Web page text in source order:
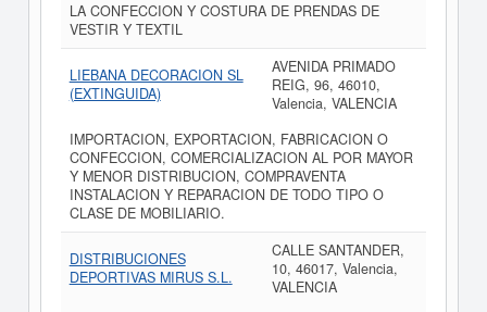
LA CONFECCION Y COSTURA DE PRENDAS DE
VESTIR Y TEXTIL
LIEBANA DECORACION SL
(EXTINGUIDA)
AVENIDA PRIMADO
REIG, 96, 46010,
Valencia, VALENCIA
IMPORTACION, EXPORTACION, FABRICACION O
CONFECCION, COMERCIALIZACION AL POR MAYOR
Y MENOR DISTRIBUCION, COMPRAVENTA
INSTALACION Y REPARACION DE TODO TIPO O
CLASE DE MOBILIARIO.
DISTRIBUCIONES
DEPORTIVAS MIRUS S.L.
CALLE SANTANDER,
10, 46017, Valencia,
VALENCIA